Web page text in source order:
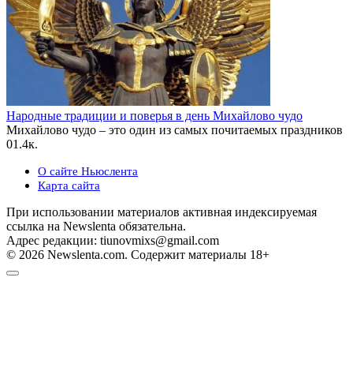
Народные традиции и поверья в день Михайлово чудо
Михайлово чудо – это один из самых почитаемых праздников
01.4к.
О сайте Ньюслента
Карта сайта
При использовании материалов активная индексируемая
ссылка на Newslenta обязательна.
Адрес редакции: tiunovmixs@gmail.com
© 2026 Newslenta.com. Содержит материалы 18+